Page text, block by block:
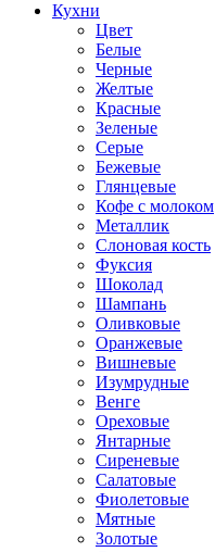
Кухни
Цвет
Белые
Черные
Желтые
Красные
Зеленые
Серые
Бежевые
Глянцевые
Кофе с молоком
Металлик
Слоновая кость
Фуксия
Шоколад
Шампань
Оливковые
Оранжевые
Вишневые
Изумрудные
Венге
Ореховые
Янтарные
Сиреневые
Салатовые
Фиолетовые
Мятные
Золотые